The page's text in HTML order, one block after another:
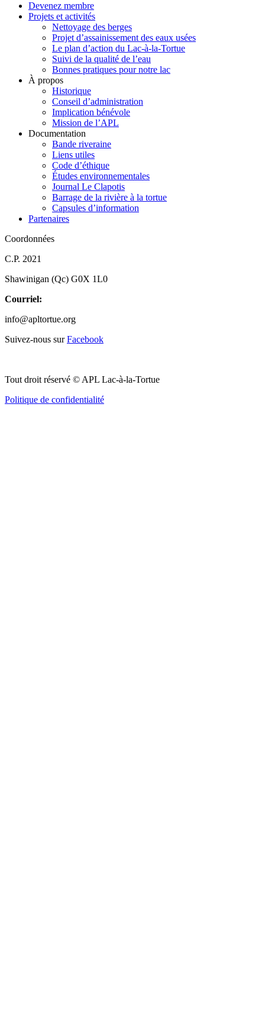
Devenez membre
Projets et activités
Nettoyage des berges
Projet d’assainissement des eaux usées
Le plan d’action du Lac-à-la-Tortue
Suivi de la qualité de l’eau
Bonnes pratiques pour notre lac
À propos
Historique
Conseil d’administration
Implication bénévole
Mission de l’APL
Documentation
Bande riveraine
Liens utiles
Code d’éthique
Études environnementales
Journal Le Clapotis
Barrage de la rivière à la tortue
Capsules d’information
Partenaires
Coordonnées
C.P. 2021
Shawinigan (Qc) G0X 1L0
Courriel:
info@apltortue.org
Suivez-nous surFacebook
Tout droit réservé © APL Lac-à-la-Tortue
Politique de confidentialité